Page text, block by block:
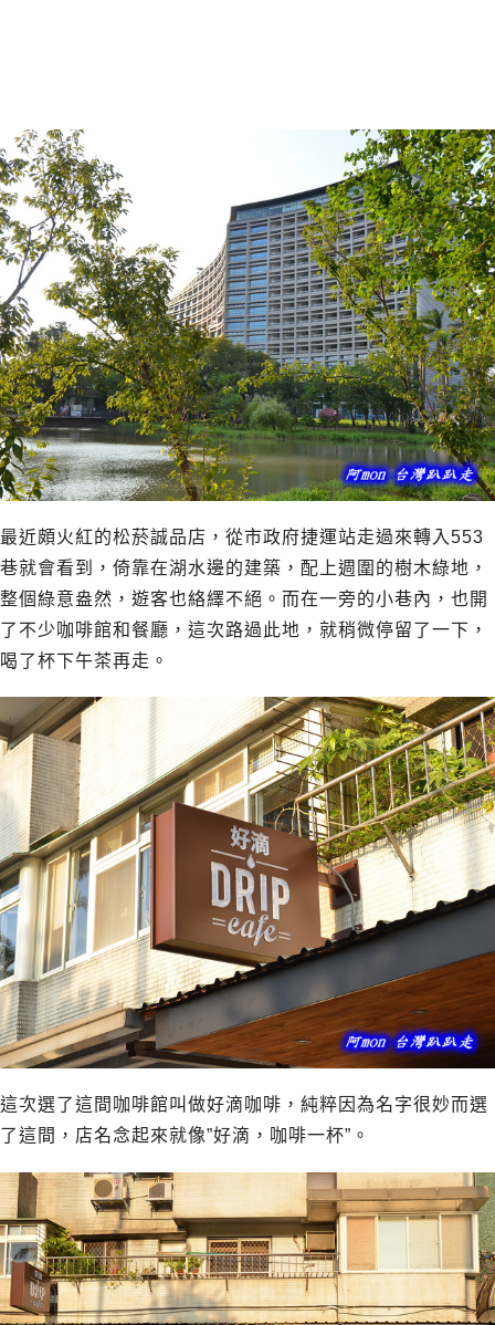
最近頗火紅的松菸誠品店，從市政府捷運站走過來轉入553
巷就會看到，倚靠在湖水邊的建築，配上週圍的樹木綠地，
整個綠意盎然，遊客也絡繹不絕。而在一旁的小巷內，也開
了不少咖啡館和餐廳，這次路過此地，就稍微停留了一下，
喝了杯下午茶再走。
這次選了這間咖啡館叫做好滴咖啡，純粹因為名字很妙而選
了這間，店名念起來就像”好滴，咖啡一杯”。